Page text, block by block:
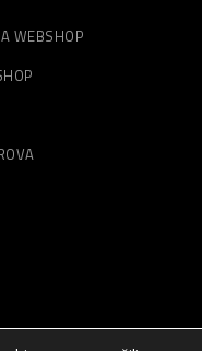
WEBSHOP